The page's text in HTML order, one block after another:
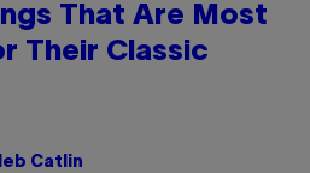
That Are Most
Their Classic
Catlin